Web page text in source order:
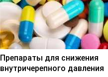
Препараты для снижения
внутричерепного давления